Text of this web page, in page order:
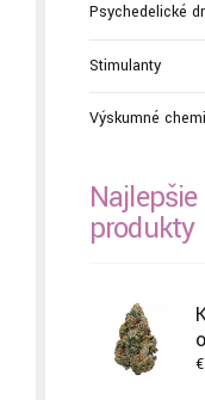
Psychedelické
Stimulanty
Výskumné
produkty
€